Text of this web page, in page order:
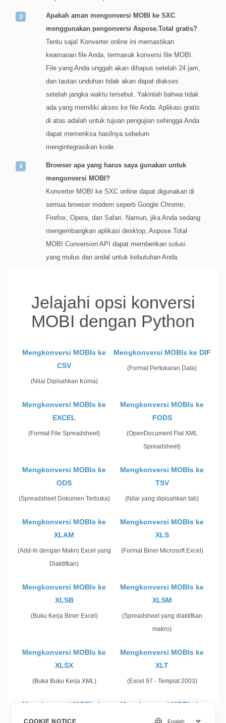
Apakah aman mengonversi MOBI ke SXC
menggunakan pengonversi Aspose.Total gratis?
Tentu saja! Konverter online ini memastikan
keamanan file Anda, termasuk konversi file MOBI.
File yang Anda unggah akan dihapus setelah 24 jam,
dan tautan unduhan tidak akan dapat diakses
setelah jangka waktu tersebut. Yakinlah bahwa tidak
ada yang memiliki akses ke file Anda. Aplikasi gratis
di atas adalah untuk tujuan pengujian sehingga Anda
dapat memeriksa hasilnya sebelum
mengintegrasikan kode.
Browser apa yang harus saya gunakan untuk
mengonversi MOBI?
Konverter MOBI ke SXC online dapat digunakan di
semua browser modern seperti Google Chrome,
Firefox, Opera, dan Safari. Namun, jika Anda sedang
mengembangkan aplikasi desktop, Aspose.Total
MOBI Conversion API dapat memberikan solusi
yang mulus dan andal untuk kebutuhan Anda.
Jelajahi opsi konversi
MOBI dengan Python
Mengkonversi MOBIs ke
CSV
(Nilai Dipisahkan Koma)
Mengkonversi MOBIs ke DIF
(Format Pertukaran Data)
Mengkonversi MOBIs ke
EXCEL
(Format File Spreadsheet)
Mengkonversi MOBIs ke
FODS
(OpenDocument Flat XML
Spreadsheet)
Mengkonversi MOBIs ke
ODS
(Spreadsheet Dokumen Terbuka)
Mengkonversi MOBIs ke
TSV
(Nilai yang dipisahkan tab)
Mengkonversi MOBIs ke
XLAM
(Add-In dengan Makro Excel yang
Diaktifkan)
Mengkonversi MOBIs ke
XLS
(Format Biner Microsoft Excel)
Mengkonversi MOBIs ke
XLSB
(Buku Kerja Biner Excel)
Mengkonversi MOBIs ke
XLSM
(Spreadsheet yang diaktifkan
makro)
Mengkonversi MOBIs ke
XLSX
(Buka Buku Kerja XML)
Mengkonversi MOBIs ke
XLT
(Excel 97 - Templat 2003)
Mengkonversi MOBIs ke
XLTM
Mengkonversi MOBIs ke
XLTX
COOKIE NOTICE